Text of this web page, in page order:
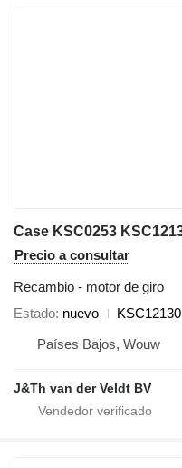
Precio a consultar
Recambio - motor de giro
Estado nuevo
KSC12130
Países Bajos, Wouw
J&Th van der Veldt BV